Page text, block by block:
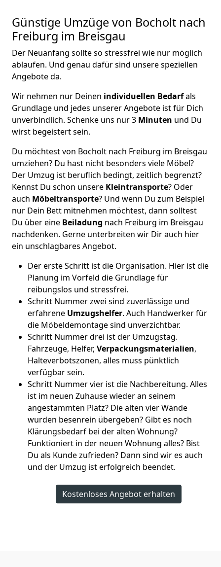
Günstige Umzüge von Bocholt nach
Freiburg im Breisgau
Der Neuanfang sollte so stressfrei wie nur möglich
ablaufen. Und genau dafür sind unsere speziellen
Angebote da.
Wir nehmen nur Deinen individuellen Bedarfals
Grundlage und jedes unserer Angebote ist für Dich
unverbindlich. Schenke uns nur 3 Minuten und Du
wirst begeistert sein.
Du möchtest von Bocholt nach Freiburg im Breisgau
umziehen? Du hast nicht besonders viele Möbel?
Der Umzug ist beruflich bedingt, zeitlich begrenzt?
Kennst Du schon unsere Kleintransporte? Oder
auch Möbeltransporte? Und wenn Du zum Beispiel
nur Dein Bett mitnehmen möchtest, dann solltest
Du über eine Beiladung nach Freiburg im Breisgau
nachdenken. Gerne unterbreiten wir Dir auch hier
ein unschlagbares Angebot.
Der erste Schritt ist die Organisation. Hier ist die
Planung im Vorfeld die Grundlage für
reibungslos und stressfrei.
Schritt Nummer zwei sind zuverlässige und
erfahrene Umzugshelfer. Auch Handwerker für
die Möbeldemontage sind unverzichtbar.
Schritt Nummer drei ist der Umzugstag.
Fahrzeuge, Helfer, Verpackungsmaterialien,
Halteverbotszonen, alles muss pünktlich
verfügbar sein.
Schritt Nummer vier ist die Nachbereitung. Alles
ist im neuen Zuhause wieder an seinem
angestammten Platz? Die alten vier Wände
wurden besenrein übergeben? Gibt es noch
Klärungsbedarf bei der alten Wohnung?
Funktioniert in der neuen Wohnung alles? Bist
Du als Kunde zufrieden? Dann sind wir es auch
und der Umzug ist erfolgreich beendet.
Kostenloses Angebot erhalten